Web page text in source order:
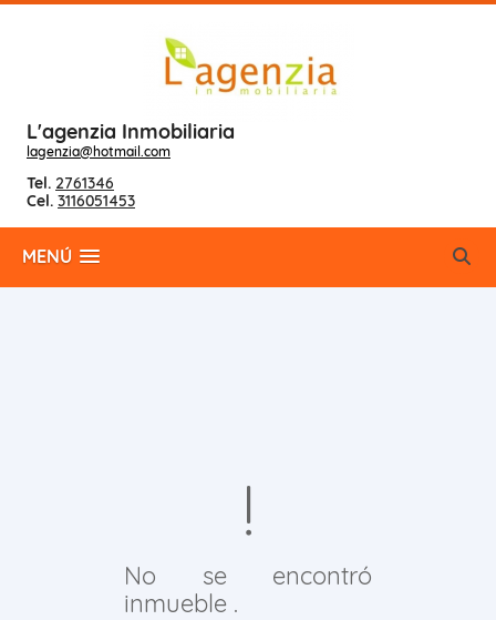
L'agenzia Inmobiliaria
lagenzia@hotmail.com
Tel. 2761346
Cel. 3116051453
MENÚ
No se encontró
inmueble .